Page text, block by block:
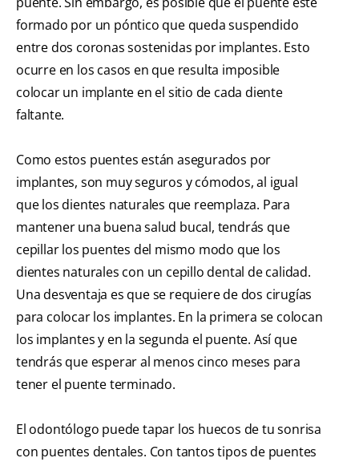
formado por un póntico que queda suspendido
entre dos coronas sostenidas por implantes. Esto
ocurre en los casos en que resulta imposible
colocar un implante en el sitio de cada diente
faltante.
Como estos puentes están asegurados por
implantes, son muy seguros y cómodos, al igual
que los dientes naturales que reemplaza. Para
mantener una buena salud bucal, tendrás que
cepillar los puentes del mismo modo que los
dientes naturales con un cepillo dental de calidad.
Una desventaja es que se requiere de dos cirugías
para colocar los implantes. En la primera se colocan
los implantes y en la segunda el puente. Así que
tendrás que esperar al menos cinco meses para
tener el puente terminado.
El odontólogo puede tapar los huecos de tu sonrisa
con puentes dentales. Con tantos tipos de puentes